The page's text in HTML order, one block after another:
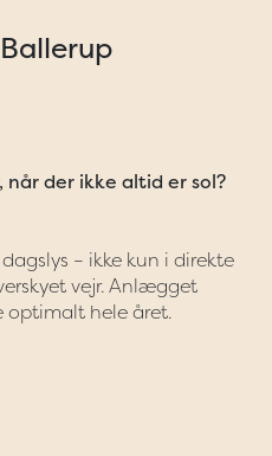
når der ikke altid er sol?
– ikke kun i direkte
vejr. Anlægget
optimalt hele året.